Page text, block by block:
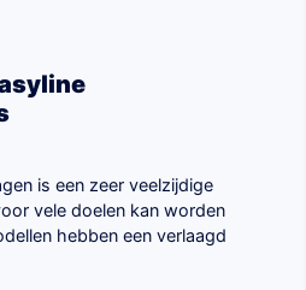
is een zeer veelzijdige
vele doelen kan worden
hebben een verlaagd